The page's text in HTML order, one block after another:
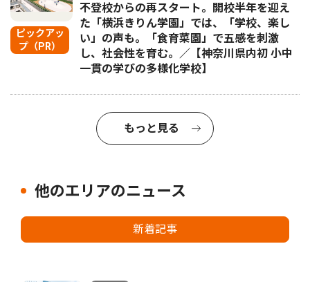
ピックアッ
プ（PR）
不登校からの再スタート。開校半年を迎え
た「横浜きりん学園」では、「学校、楽し
い」の声も。「食育菜園」で五感を刺激
し、社会性を育む。／【神奈川県内初 小中
一貫の学びの多様化学校】
もっと見る
他のエリアのニュース
新着記事